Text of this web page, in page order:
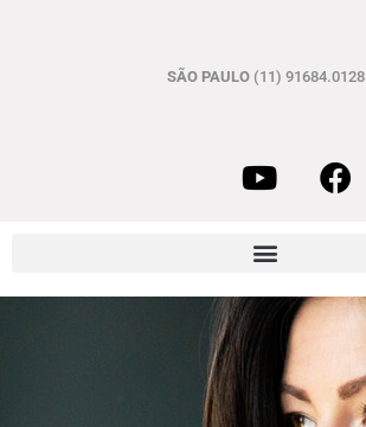
SÃO PAULO(11) 91684.0128